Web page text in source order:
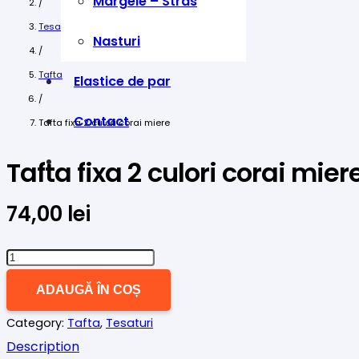
Nasturi
Elastice de par
Contact
/
Tesaturi
/
Tafta
/
Tafta fixa 2 culori corai miere
Tafta fixa 2 culori corai
74,00 lei
Cantitate
Tafta
fixa
2
culori
ADAUGĂ ÎN COȘ
Category: Tafta, Tesaturi
Description